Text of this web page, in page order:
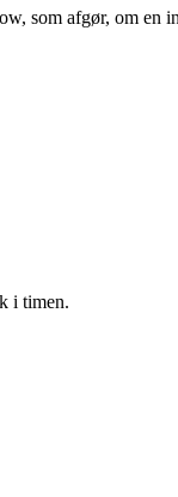
som afgør, om en
i timen.